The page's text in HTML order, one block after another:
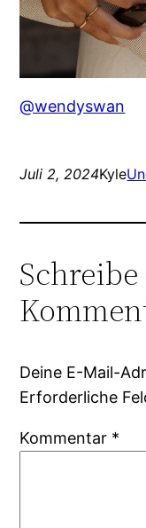
@wendyswan
Juli 2, 2024Kyle
Deine E-Mail-
Erforderliche
Kommentar *